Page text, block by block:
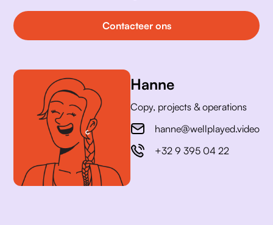
Contacteer ons
Hanne
Copy, projects & operations
hanne@wellplayed.video
+32 9 395 04 22